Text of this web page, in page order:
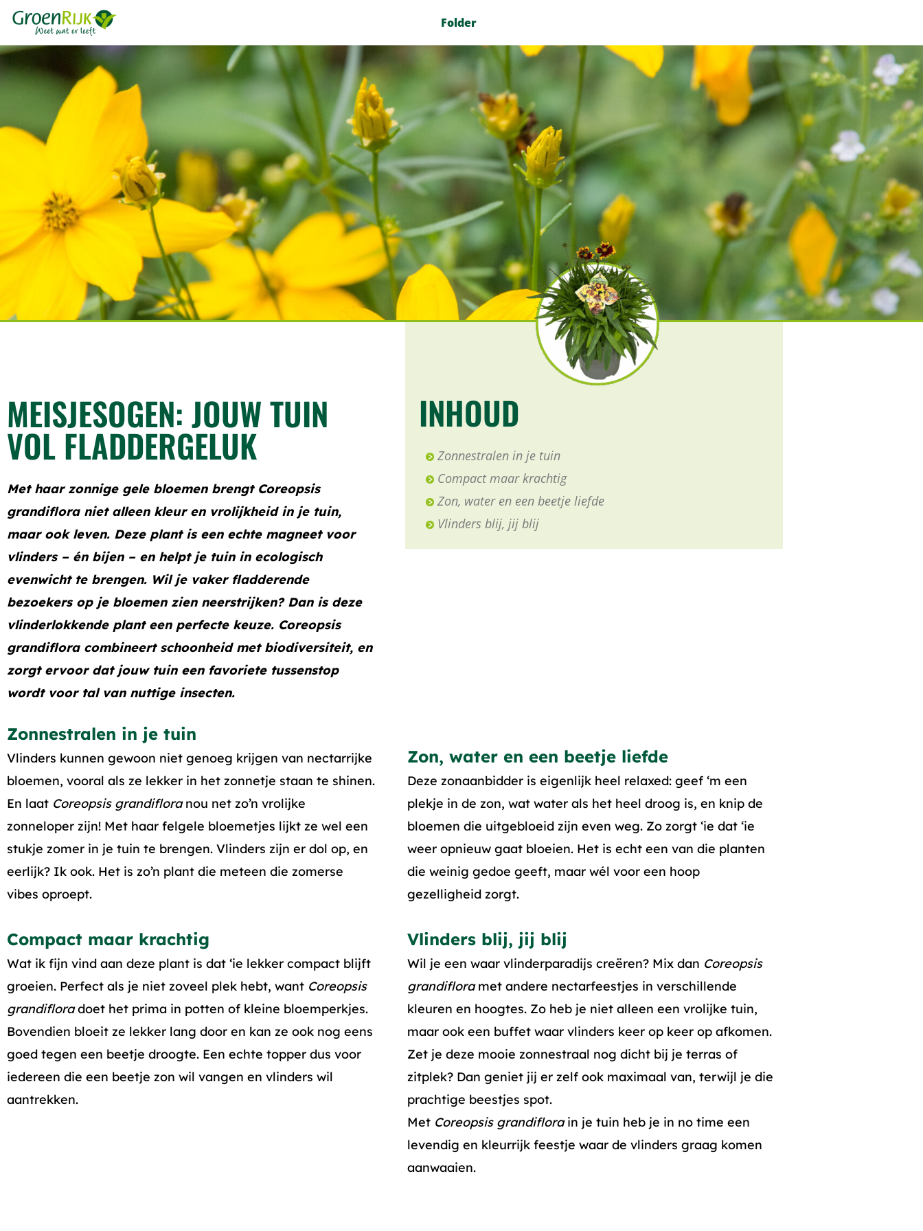
Folder
MEISJESOGEN: JOUW TUIN
VOL FLADDERGELUK
Met haar zonnige gele bloemen brengt Coreopsis
grandifloraniet alleen kleur en vrolijkheid in je tuin,
maar ook leven. Deze plant is een echte magneet voor
vlinders – én bijen – en helpt je tuin in ecologisch
evenwicht te brengen. Wil je vaker fladderende
bezoekers op je bloemen zien neerstrijken? Dan is deze
vlinderlokkende plant een perfecte keuze. Coreopsis
grandifloracombineert schoonheid met biodiversiteit, en
zorgt ervoor dat jouw tuin een favoriete tussenstop
wordt voor tal van nuttige insecten.
INHOUD
Zonnestralen in je tuin
Compact maar krachtig
Zon, water en een beetje liefde
Vlinders blij, jij blij
Zonnestralen in je tuin
Vlinders kunnen gewoon niet genoeg krijgen van nectarrijke
bloemen, vooral als ze lekker in het zonnetje staan te shinen.
En laat Coreopsis grandifloranou net zo’n vrolijke
zonneloper zijn! Met haar felgele bloemetjes lijkt ze wel een
stukje zomer in je tuin te brengen. Vlinders zijn er dol op, en
eerlijk? Ik ook. Het is zo’n plant die meteen die zomerse
vibes oproept.
Compact maar krachtig
Wat ik fijn vind aan deze plant is dat ‘ie lekker compact blijft
groeien. Perfect als je niet zoveel plek hebt, want Coreopsis
grandifloradoet het prima in potten of kleine bloemperkjes.
Bovendien bloeit ze lekker lang door en kan ze ook nog eens
goed tegen een beetje droogte. Een echte topper dus voor
iedereen die een beetje zon wil vangen en vlinders wil
aantrekken.
Zon, water en een beetje liefde
Deze zonaanbidder is eigenlijk heel relaxed: geef ‘m een
plekje in de zon, wat water als het heel droog is, en knip de
bloemen die uitgebloeid zijn even weg. Zo zorgt ‘ie dat ‘ie
weer opnieuw gaat bloeien. Het is echt een van die planten
die weinig gedoe geeft, maar wél voor een hoop
gezelligheid zorgt.
Vlinders blij, jij blij
Wil je een waar vlinderparadijs creëren? Mix dan Coreopsis
grandifloramet andere nectarfeestjes in verschillende
kleuren en hoogtes. Zo heb je niet alleen een vrolijke tuin,
maar ook een buffet waar vlinders keer op keer op afkomen.
Zet je deze mooie zonnestraal nog dicht bij je terras of
zitplek? Dan geniet jij er zelf ook maximaal van, terwijl je die
prachtige beestjes spot.
Met Coreopsis grandiflorain je tuin heb je in no time een
levendig en kleurrijk feestje waar de vlinders graag komen
aanwaaien.